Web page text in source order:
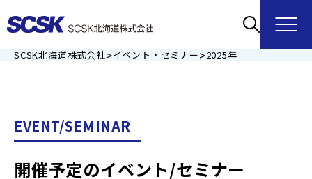
SCSK北海道株式会社>イベント・セミナー>2025年
EVENT/SEMINAR
開催予定のイベント/セミナー